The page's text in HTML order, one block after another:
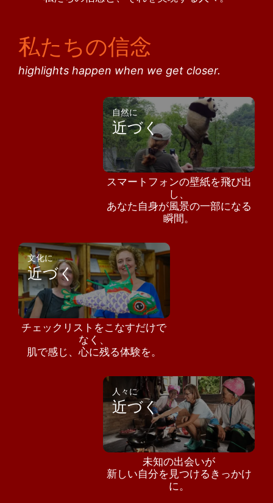
私たちの信念
highlights happen when we get closer.
自然に
近づく
スマートフォンの壁紙を飛び出
し、
あなた自身が風景の一部になる
瞬間。
文化に
近づく
チェックリストをこなすだけで
なく、
肌で感じ、心に残る体験を。
人々に
近づく
未知の出会いが
新しい自分を見つけるきっかけ
に。